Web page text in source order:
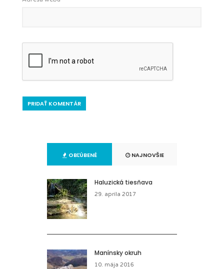
OBĽÚBENÉ NAJNOVŠIE
Haluzická tiesňava
29. apríla 2017
Manínsky okruh
10. mája 2016